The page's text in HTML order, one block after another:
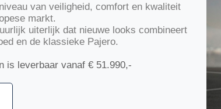
van veiligheid, comfort en kwaliteit
markt.
uiterlijk dat nieuwe looks combineert
en de klassieke Pajero.
is leverbaar vanaf € 51.990,-